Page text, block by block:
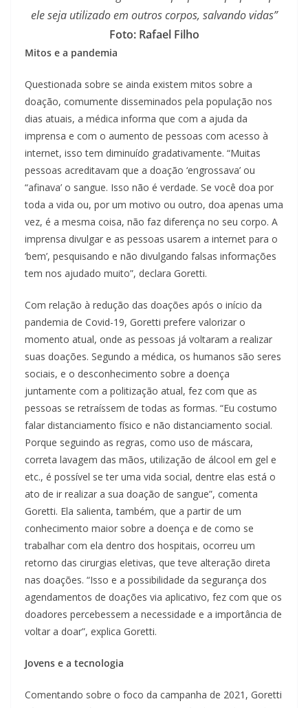
ele seja utilizado em outros corpos, salvando vidas”
Foto: Rafael Filho
Mitos e a pandemia
Questionada sobre se ainda existem mitos sobre a
doação, comumente disseminados pela população nos
dias atuais, a médica informa que com a ajuda da
imprensa e com o aumento de pessoas com acesso à
internet, isso tem diminuído gradativamente. “Muitas
pessoas acreditavam que a doação ‘engrossava’ ou
“afinava’ o sangue. Isso não é verdade. Se você doa por
toda a vida ou, por um motivo ou outro, doa apenas uma
vez, é a mesma coisa, não faz diferença no seu corpo. A
imprensa divulgar e as pessoas usarem a internet para o
‘bem’, pesquisando e não divulgando falsas informações
tem nos ajudado muito”, declara Goretti.
Com relação à redução das doações após o início da
pandemia de Covid-19, Goretti prefere valorizar o
momento atual, onde as pessoas já voltaram a realizar
suas doações. Segundo a médica, os humanos são seres
sociais, e o desconhecimento sobre a doença
juntamente com a politização atual, fez com que as
pessoas se retraíssem de todas as formas. “Eu costumo
falar distanciamento físico e não distanciamento social.
Porque seguindo as regras, como uso de máscara,
correta lavagem das mãos, utilização de álcool em gel e
etc., é possível se ter uma vida social, dentre elas está o
ato de ir realizar a sua doação de sangue”, comenta
Goretti. Ela salienta, também, que a partir de um
conhecimento maior sobre a doença e de como se
trabalhar com ela dentro dos hospitais, ocorreu um
retorno das cirurgias eletivas, que teve alteração direta
nas doações. “Isso e a possibilidade da segurança dos
agendamentos de doações via aplicativo, fez com que os
doadores percebessem a necessidade e a importância de
voltar a doar”, explica Goretti.
Jovens e a tecnologia
Comentando sobre o foco da campanha de 2021, Goretti